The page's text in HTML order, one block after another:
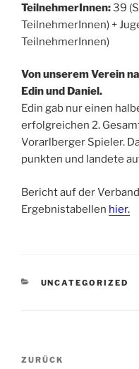
TeilnehmerInnen:39
TeilnehmerInnen) +
TeilnehmerInnen)
Von unserem Verein
Edin und Daniel.
Edin gab nur einen
erfolgreichen 2.
Vorarlberger Spieler.
punkten und landete
Bericht auf der
Ergebnistabellen hier.
KATEGORIEN
UNCATEGORIZED
Beitragsnavigation
Vorheriger
ZURÜCK